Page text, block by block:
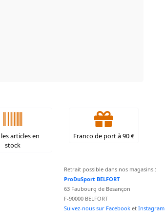
articles en
stock
Franco de port à 90 €
Retrait possible dans nos magasins :
ProDuSport BELFORT
63 Faubourg de Besançon
F-90000 BELFORT
Suivez-nous sur Facebook et Instagram